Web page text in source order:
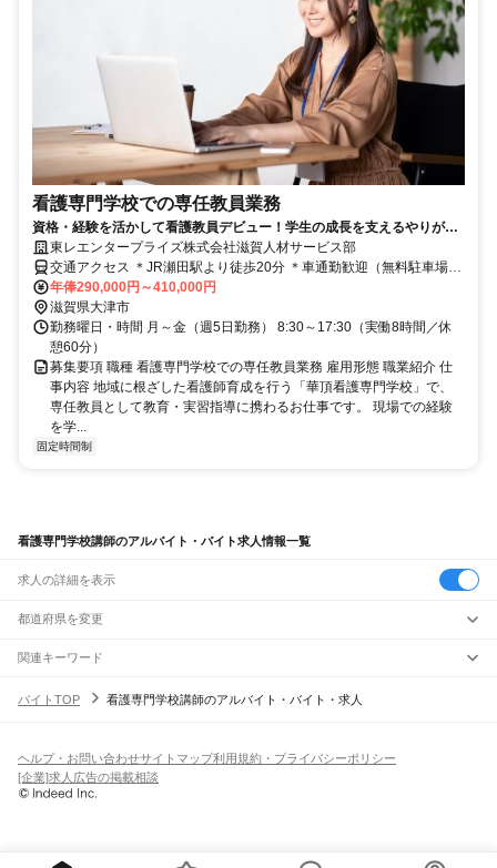
看護専門学校での専任教員業務
資格・経験を活かして看護教員デビュー！学生の成長を支えるやりがい
◎転勤なし＆日勤・土日祝休み3013
東レエンタープライズ株式会社滋賀人材サービス部
交通アクセス ＊JR瀬田駅より徒歩20分 ＊車通勤歓迎（無料駐車場・
駐輪場あり） 《変更の範囲：会社の定める事業所》
年俸290,000円～410,000円
滋賀県大津市
勤務曜日・時間 月～金（週5日勤務） 8:30～17:30（実働8時間／休
憩60分）
募集要項 職種 看護専門学校での専任教員業務 雇用形態 職業紹介 仕
事内容 地域に根ざした看護師育成を行う「華頂看護専門学校」で、
専任教員として教育・実習指導に携わるお仕事です。 現場での経験
を学...
固定時間制
看護専門学校講師のアルバイト・バイト求人情報一覧
求人の詳細を表示
都道府県を変更
関連キーワード
介護専門学校講師
バイトTOP 看護専門学校講師のアルバイト・バイト・求人
ヘルプ・お問い合わせサイトマップ利用規約・プライバシーポリシー
[企業]求人広告の掲載相談